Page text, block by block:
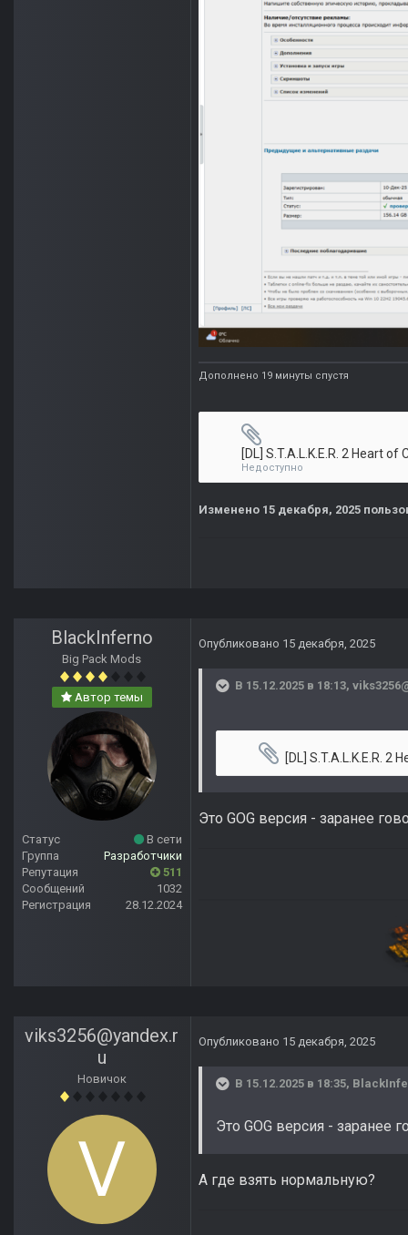
Дополнено 19 минуты спустя
Недоступно
Изменено 15 декабря, 2025
BlackInferno
Big Pack Mods
Автор темы
Статус
В сети
Группа
Разработчики
Репутация
511
Сообщений
1032
Регистрация
28.12.2024
Опубликовано 15 декабря, 2025
В 15.12.2025 в 18:13,
[DL] S.T.A.L.K.E.R. 2 Heart of Chornobyl [L] [RUS + ENG + 16 ENG + 1] (2024, FPS)
Это GOG версия - заранее
viks3256@yandex.r
u
Новичок
Опубликовано 15 декабря, 2025
В 15.12.2025 в 18:35,
Это GOG версия - заранее
А где взять нормальную?